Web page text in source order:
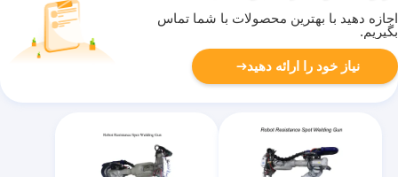
اجازه دهید با بهترین محصولات با شما تماس
بگیریم.
نیاز خود را ارائه دهید